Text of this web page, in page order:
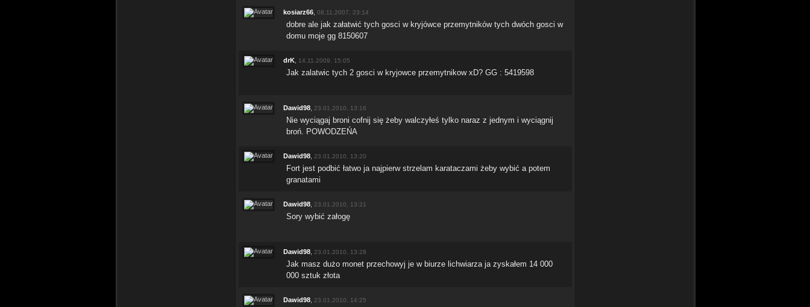
kosiarz66 08.11.2007, 23:14
dobre ale jak załatwić tych gosci w kryjówce przemytników tych dwóch gosci w
domu moje gg 8150607
drK 14.11.2009, 15:05
Jak zalatwic tych 2 gosci w kryjowce przemytnikow xD? GG : 5419598
Dawid98 23.01.2010, 13:16
Nie wyciągaj broni cofnij się żeby walczyłeś tylko naraz z jednym i wyciągnij
broń. POWODZEŃA
Dawid98 23.01.2010, 13:20
Fort jest podbić łatwo ja najpierw strzelam karataczami żeby wybić a potem
granatami
Dawid98 23.01.2010, 13:21
Sory wybić załogę
Dawid98 23.01.2010, 13:28
Jak masz dużo monet przechowyj je w biurze lichwiarza ja zyskałem 14 000
000 sztuk złota
Dawid98 23.01.2010, 14:25